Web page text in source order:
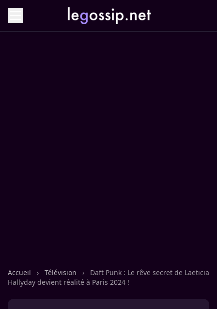
Accueil › Télévision ›
Daft Punk : Le rêve secret de Laeticia
Hallyday devient réalité à Paris 2024 !